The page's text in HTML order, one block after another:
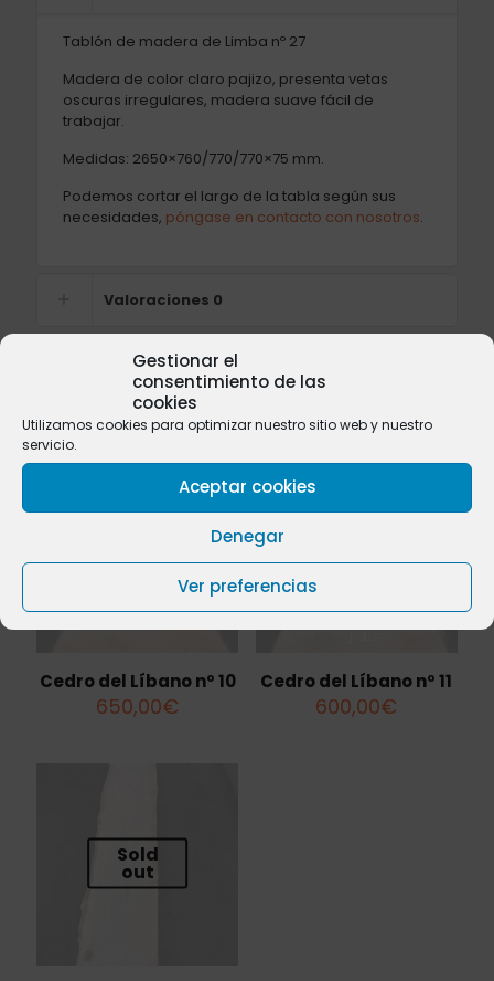
Gestionar el
consentimiento de las
cookies
Utilizamos cookies para optimizar nuestro sitio web y nuestro
servicio.
Aceptar cookies
Denegar
Ver preferencias
Tablón de madera de Limba nº 27
Madera de color claro pajizo, presenta vetas
oscuras irregulares, madera suave fácil de
trabajar.
Medidas: 2650×760/770/770×75 mm.
Podemos cortar el largo de la tabla según sus
necesidades, póngase en contacto con nosotros.
Valoraciones 0
Productos relacionados
out
Cedro del Líbano nº 10
650,00€
out
Cedro del Líbano nº 11
600,00€
Sold
out